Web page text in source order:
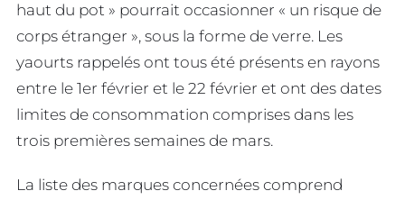
haut du pot » pourrait occasionner « un risque de
corps étranger », sous la forme de verre. Les
yaourts rappelés ont tous été présents en rayons
entre le 1er février et le 22 février et ont des dates
limites de consommation comprises dans les
trois premières semaines de mars.
La liste des marques concernées comprend